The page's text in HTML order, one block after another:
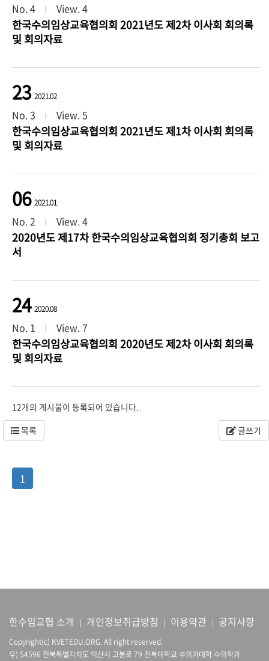
No. 4 View. 4
한국수의임상교육협의회 2021년도 제2차 이사회 회의록
및 회의자료
23 2021.02
No. 3 View. 5
한국수의임상교육협의회 2021년도 제1차 이사회 회의록
및 회의자료
06 2021.01
No. 2 View. 4
2020년도 제17차 한국수의임상교육협의회 정기총회 보고
서
24 2020.08
No. 1 View. 7
한국수의임상교육협의회 2020년도 제2차 이사회 회의록
및 회의자료
12개의 게시물이 등록되어 있습니다.
목록
글쓰기
1
한수임교협 소개 | 개인정보취급방침 | 이용약관 | 공지사항
Copyright(c) KVETEDU.ORG. All right reserved.
우) 54596 전북특별자치도 익산시 고봉로 79 전북대학교 수의과대학 수의학과